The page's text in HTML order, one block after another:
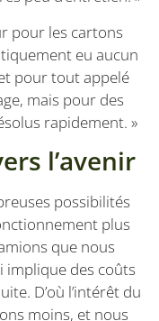
pour les cartons
eu aucun
pour tout appelé
mais pour des
rapidement. »
l’avenir
possibilités
plus
que nous
implique des coûts
D’où l’intérêt du
moins, et nous